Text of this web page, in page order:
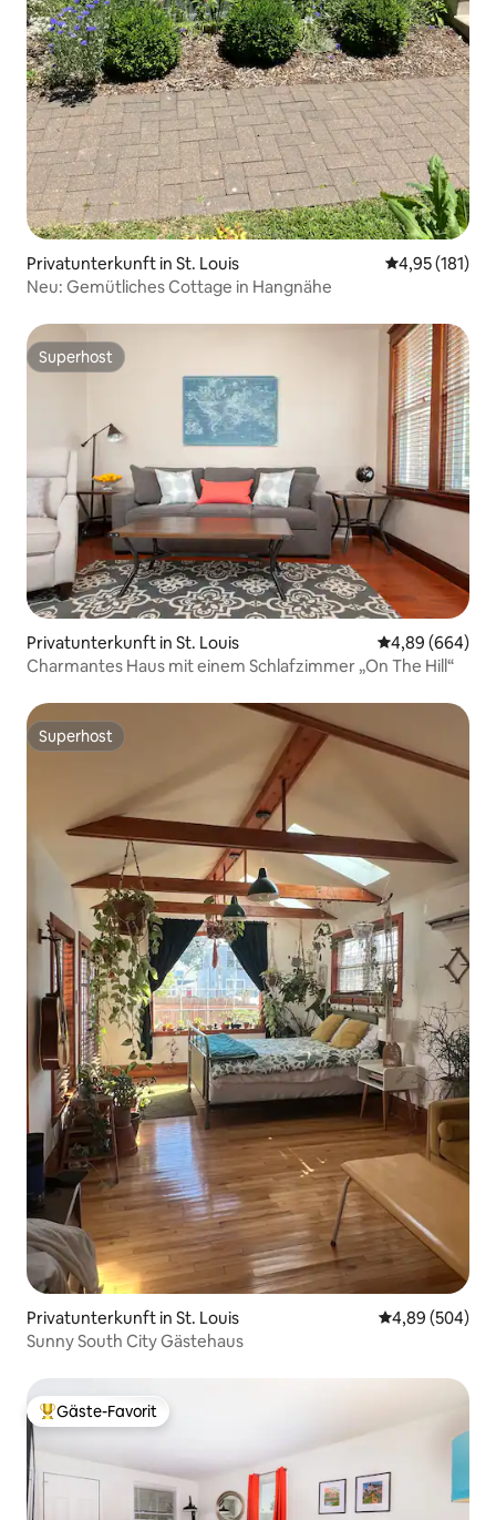
Privatunterkunft in St. Louis
4,95 (181)
Neu: Gemütliches Cottage in Hangnähe
Superhost
Superhost
Privatunterkunft in St. Louis
4,89 (664)
Charmantes Haus mit einem Schlafzimmer „On The Hill“
Superhost
Superhost
Privatunterkunft in St. Louis
4,89 (504)
Sunny South City Gästehaus
Beliebter Gäste-Favorit.
Gäste-Favorit